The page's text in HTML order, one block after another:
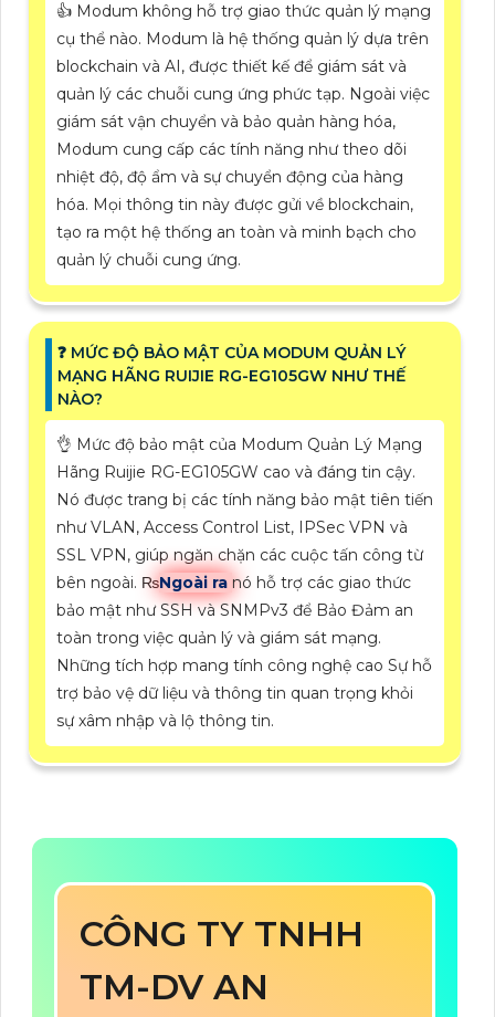
👍 Modum không hỗ trợ giao thức quản lý mạng
cụ thể nào. Modum là hệ thống quản lý dựa trên
blockchain và AI, được thiết kế để giám sát và
quản lý các chuỗi cung ứng phức tạp. Ngoài việc
giám sát vận chuyển và bảo quản hàng hóa,
Modum cung cấp các tính năng như theo dõi
nhiệt độ, độ ẩm và sự chuyển động của hàng
hóa. Mọi thông tin này được gửi về blockchain,
tạo ra một hệ thống an toàn và minh bạch cho
quản lý chuỗi cung ứng.
️❓ MỨC ĐỘ BẢO MẬT CỦA MODUM QUẢN LÝ
MẠNG HÃNG RUIJIE RG-EG105GW NHƯ THẾ
NÀO?
👌 Mức độ bảo mật của Modum Quản Lý Mạng
Hãng Ruijie RG-EG105GW cao và đáng tin cậy.
Nó được trang bị các tính năng bảo mật tiên tiến
như VLAN, Access Control List, IPSec VPN và
SSL VPN, giúp ngăn chặn các cuộc tấn công từ
bên ngoài. ₨Ngoài ra nó hỗ trợ các giao thức
bảo mật như SSH và SNMPv3 để Bảo Đảm an
toàn trong việc quản lý và giám sát mạng.
Những tích hợp mang tính công nghệ cao Sự hỗ
trợ bảo vệ dữ liệu và thông tin quan trọng khỏi
sự xâm nhập và lộ thông tin.
CÔNG TY TNHH
TM-DV AN